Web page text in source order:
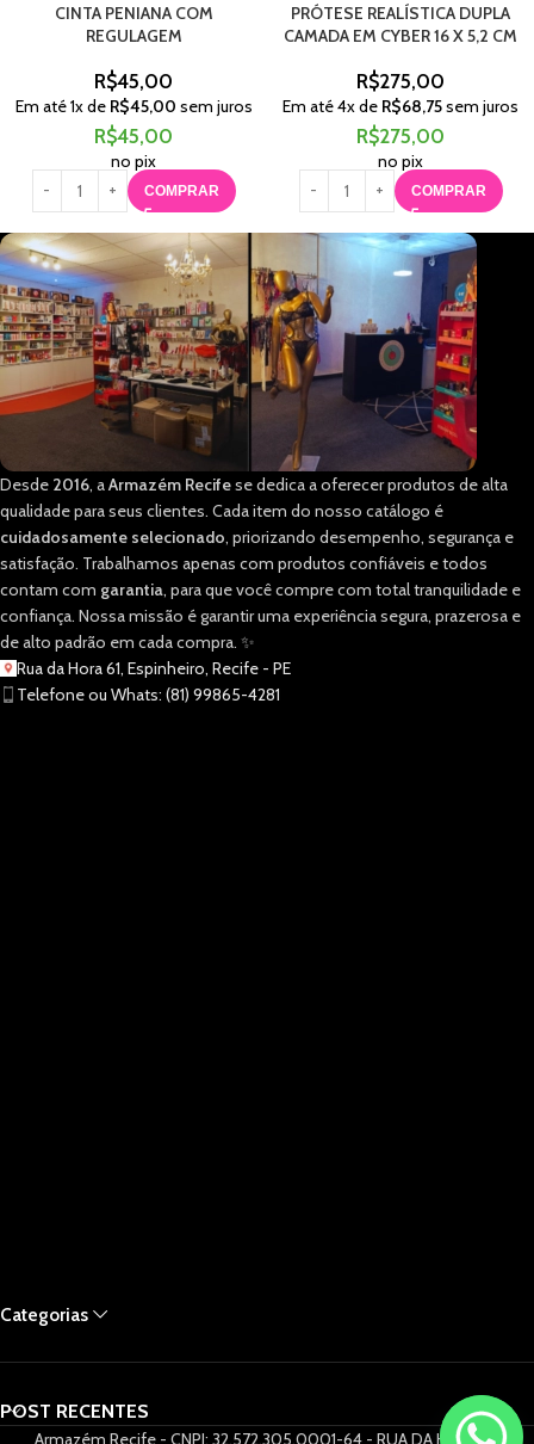
CINTA PENIANA COM
REGULAGEM
R$45,00
Em até1x de R$45,00 sem juros
R$45,00
no pix
COMPRAR
PRÓTESE REALÍSTICA DUPLA
CAMADA EM CYBER 16 X 5,2 CM
R$275,00
Em até4x de R$68,75sem juros
R$275,00
no pix
COMPRAR
Desde 2016, aArmazém Recifese dedica a oferecer produtos de alta
qualidade para seus clientes. Cada item do nosso catálogo é
cuidadosamente selecionado, priorizando desempenho, segurança e
satisfação. Trabalhamos apenas com produtos confiáveis e todos
contam com garantia, para que você compre com total tranquilidade e
confiança. Nossa missão é garantir uma experiência segura, prazerosa e
de alto padrão em cada compra. ✨
Rua da Hora 61, Espinheiro, Recife - PE
Telefone ou Whats: (81) 99865-4281
Categorias
POST RECENTES
Armazém Recife - CNPJ: 32.572.305.0001-64 - RUA DA HORA 61,